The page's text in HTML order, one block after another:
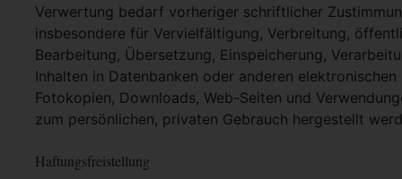
Verwertung bedarf vorheriger schriftlicher
insbesondere für Vervielfältigung, Verbreitung,
Bearbeitung, Übersetzung, Einspeicherung,
Inhalten in Datenbanken oder anderen
Fotokopien, Downloads, Web-Seiten und
zum persönlichen, privaten Gebrauch hergestellt
Haftungsfreistellung